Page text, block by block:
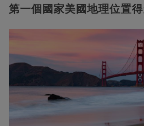
第一個國家美國地理位置